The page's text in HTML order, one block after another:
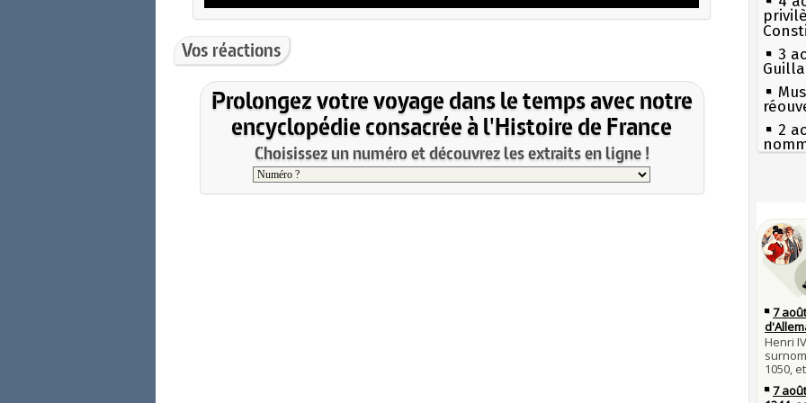
Vos réactions
Prolongez votre voyage dans le temps avec notre
encyclopédie consacrée à l'Histoire de France
Choisissez un numéro et découvrez les extraits en ligne !
3
2
31
les
en
29
la
28
27
Qui
mort